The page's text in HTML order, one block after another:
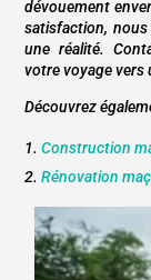
dévouement
satisfaction,
une réalité.
votre voyage vers
Découvrez
Construction
Rénovation